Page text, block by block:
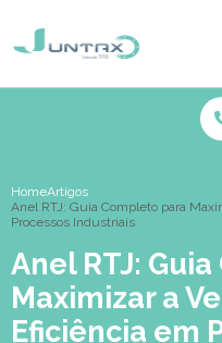
HomeArtigos
Anel RTJ: Guia Completo para
Processos Industriais
Anel RTJ:
Maximizar a
Eficiência em